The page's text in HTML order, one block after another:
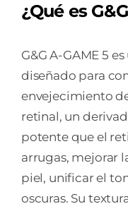
¿Qué es
G&G A-GAME 5
diseñado para
envejecimiento
retinal, un
potente que el
arrugas, mejorar
piel, unificar el
oscuras. Su